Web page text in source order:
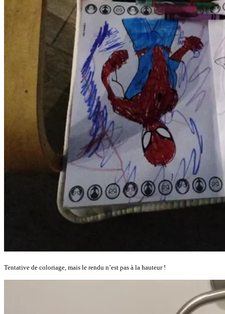
Tentative de coloriage, mais le rendu n’est pas à la hauteur !